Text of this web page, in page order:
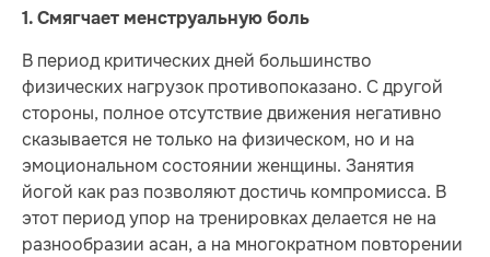
1. Смягчает менструальную боль
В период критических дней большинство
физических нагрузок противопоказано. С другой
стороны, полное отсутствие движения негативно
сказывается не только на физическом, но и на
эмоциональном состоянии женщины. Занятия
йогой как раз позволяют достичь компромисса. В
этот период упор на тренировках делается не на
разнообразии асан, а на многократном повторении